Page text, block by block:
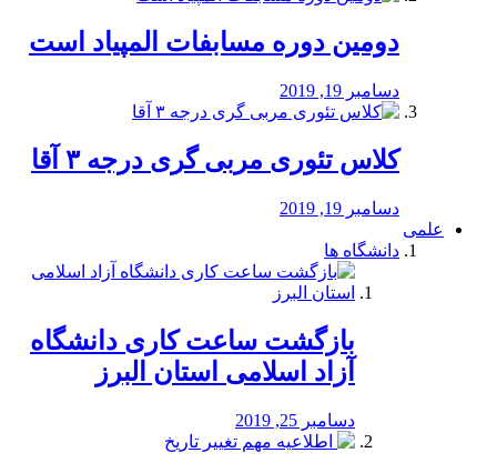
دومین دوره مسابفات المپیاد است
دسامبر 19, 2019
کلاس تئوری مربی گری درجه ۳ آقا
دسامبر 19, 2019
علمی
دانشگاه ها
بازگشت ساعت کاری دانشگاه
آزاد اسلامی استان البرز
دسامبر 25, 2019